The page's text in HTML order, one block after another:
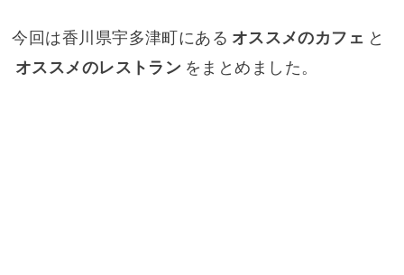
今回は香川県宇多津町にある オススメのカフェ と
オススメのレストラン をまとめました。